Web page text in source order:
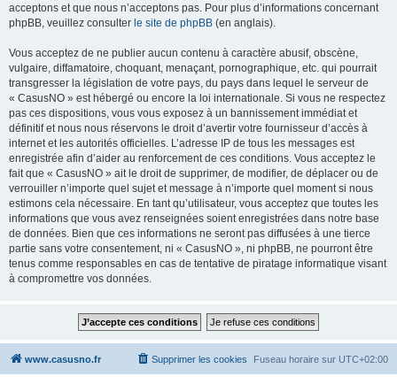
acceptons et que nous n’acceptons pas. Pour plus d’informations concernant
phpBB, veuillez consulter le site de phpBB (en anglais).
Vous acceptez de ne publier aucun contenu à caractère abusif, obscène,
vulgaire, diffamatoire, choquant, menaçant, pornographique, etc. qui pourrait
transgresser la législation de votre pays, du pays dans lequel le serveur de
« CasusNO » est hébergé ou encore la loi internationale. Si vous ne respectez
pas ces dispositions, vous vous exposez à un bannissement immédiat et
définitif et nous nous réservons le droit d’avertir votre fournisseur d’accès à
internet et les autorités officielles. L’adresse IP de tous les messages est
enregistrée afin d’aider au renforcement de ces conditions. Vous acceptez le
fait que « CasusNO » ait le droit de supprimer, de modifier, de déplacer ou de
verrouiller n’importe quel sujet et message à n’importe quel moment si nous
estimons cela nécessaire. En tant qu’utilisateur, vous acceptez que toutes les
informations que vous avez renseignées soient enregistrées dans notre base
de données. Bien que ces informations ne seront pas diffusées à une tierce
partie sans votre consentement, ni « CasusNO », ni phpBB, ne pourront être
tenus comme responsables en cas de tentative de piratage informatique visant
à compromettre vos données.
www.casusno.fr Fuseau horaire sur UTC+02:00
Supprimer les cookies